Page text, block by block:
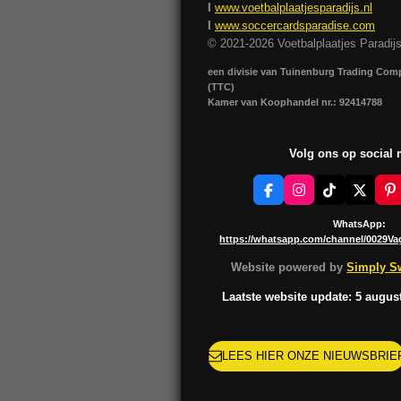
www.voetbalplaatjesparadijs.nl
www.soccercardsparadise.com
© 2021-2026 Voetbalplaatjes Paradijs
een divisie van Tuinenburg Trading
(TTC)
Kamer van Koophandel nr.: 92414788
Volg ons op social
F
a
e
b
o
o
I
n
t
a
g
r
m
T
k
T
o
k
X
P
i
t
e
r
e
t
WhatsApp:
https://whatsapp.com/channel/
Website powered bySimply
Laatste website update: 5
LEES HIER ONZE